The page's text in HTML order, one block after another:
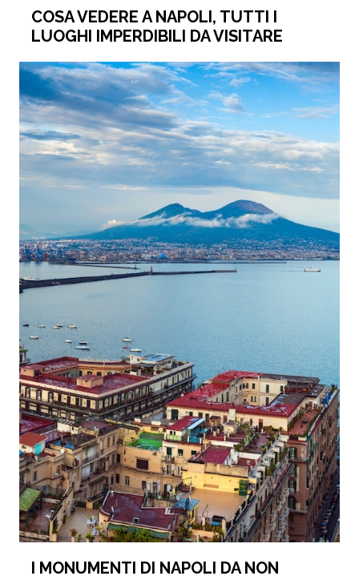
COSA VEDERE A NAPOLI, TUTTI I
LUOGHI IMPERDIBILI DA VISITARE
I MONUMENTI DI NAPOLI DA NON